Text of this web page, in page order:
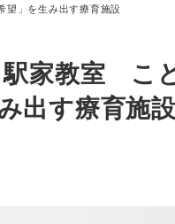
」を生み出す療育施設
駅家教室 こ
出す療育施設